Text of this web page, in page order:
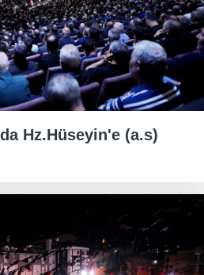
Hz.Hüseyin'e (a.s)